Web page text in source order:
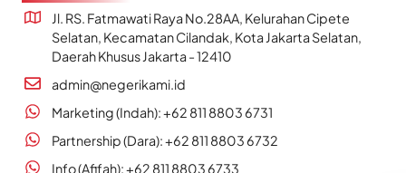
Jl. RS. Fatmawati Raya No.28AA, Kelurahan Cipete
Selatan, Kecamatan Cilandak, Kota Jakarta Selatan,
Daerah Khusus Jakarta - 12410
admin@negerikami.id
Marketing (Indah): +62 811 8803 6731
Partnership (Dara): +62 811 8803 6732
Info (Afifah): +62 811 8803 6733